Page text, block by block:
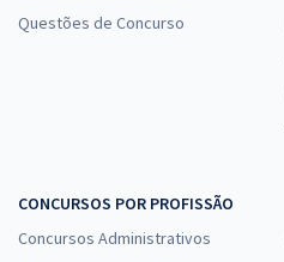
Questões de Concurso
CONCURSOS POR PROFISSÃO
Concursos Administrativos